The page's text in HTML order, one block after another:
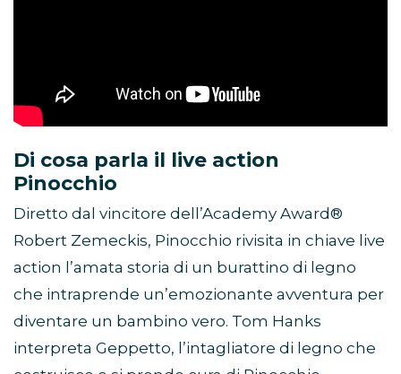
Di cosa parla il live action
Pinocchio
Diretto dal vincitore dell’Academy Award®
Robert Zemeckis, Pinocchio rivisita in chiave live
action l’amata storia di un burattino di legno
che intraprende un’emozionante avventura per
diventare un bambino vero. Tom Hanks
interpreta Geppetto, l’intagliatore di legno che